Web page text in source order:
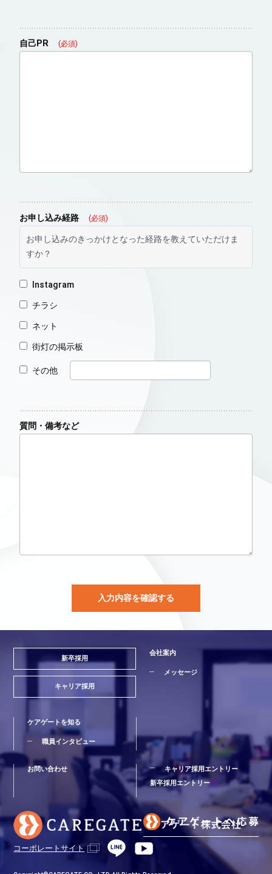
自己PR (必須)
お申し込み経路 (必須)
お申し込みのきっかけとなった経路を教えていただけま
すか？
Instagram
チラシ
ネット
街灯の掲示板
その他
質問・備考など
新卒採用
キャリア採用
会社案内
メッセージ
ケアゲートを知る
職員インタビュー
お問い合わせ
キャリア採用エントリー
新卒採用エントリー
コーポレートサイト